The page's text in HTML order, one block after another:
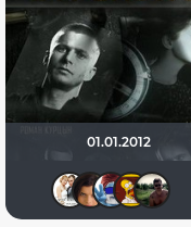
01.01.2012